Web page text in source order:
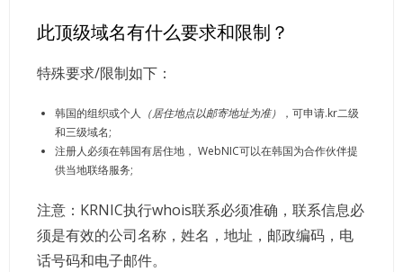
此顶级域名有什么要求和限制？
特殊要求/限制如下：
韩国的组织或个人 （居住地点以邮寄地址为准）
，可申请.kr二级
和三级域名;
注册人必须在韩国有居住地， WebNIC可以在韩国为合作伙伴提
供当地联络服务;
注意：KRNIC执行whois联系必须准确，联系信息必
须是有效的公司名称，姓名，地址，邮政编码，电
话号码和电子邮件。